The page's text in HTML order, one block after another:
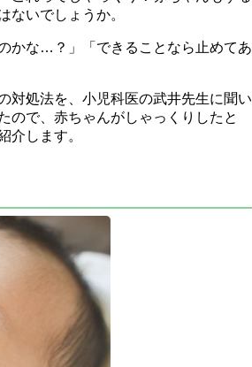
いでしょうか。
かな…？」「できることなら止めてあ
対処法を、小児科医の武井先生に聞い
で、赤ちゃんがしゃっくりしたと
介します。